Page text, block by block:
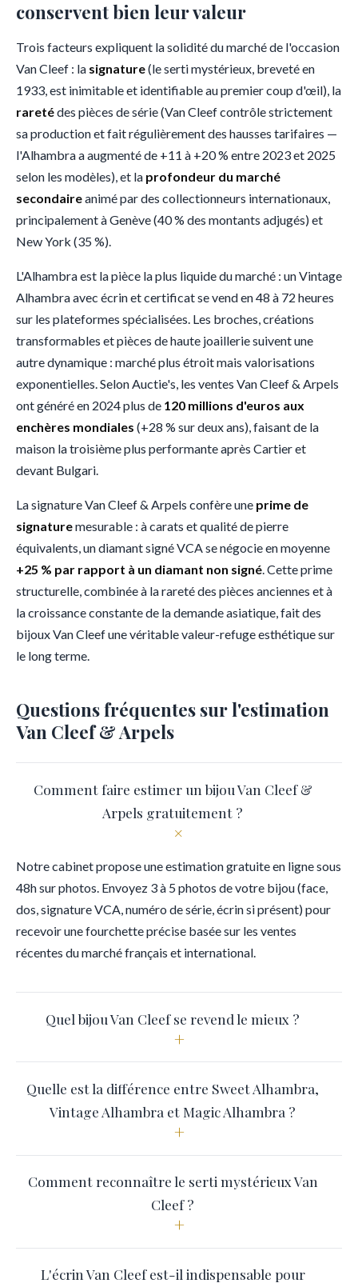
conservent bien leur valeur
Trois facteurs expliquent la solidité du marché de l'occasion
Van Cleef : la signature(le serti mystérieux, breveté en
1933, est inimitable et identifiable au premier coup d'œil), la
raretédes pièces de série (Van Cleef contrôle strictement
sa production et fait régulièrement des hausses tarifaires —
l'Alhambra a augmenté de +11 à +20 % entre 2023 et 2025
selon les modèles), et la profondeur du marché
secondaireanimé par des collectionneurs internationaux,
principalement à Genève (40 % des montants adjugés) et
New York (35 %).
L'Alhambra est la pièce la plus liquide du marché : un Vintage
Alhambra avec écrin et certificat se vend en 48 à 72 heures
sur les plateformes spécialisées. Les broches, créations
transformables et pièces de haute joaillerie suivent une
autre dynamique : marché plus étroit mais valorisations
exponentielles. Selon Auctie's, les ventes Van Cleef & Arpels
ont généré en 2024 plus de 120 millions d'euros aux
enchères mondiales (+28 % sur deux ans), faisant de la
maison la troisième plus performante après Cartier et
devant Bulgari.
La signature Van Cleef & Arpels confère une prime de
signaturemesurable : à carats et qualité de pierre
équivalents, un diamant signé VCA se négocie en moyenne
+25 % par rapport à un diamant non signé. Cette prime
structurelle, combinée à la rareté des pièces anciennes et à
la croissance constante de la demande asiatique, fait des
bijoux Van Cleef une véritable valeur-refuge esthétique sur
le long terme.
Questions fréquentes sur l'estimation
Van Cleef & Arpels
Comment faire estimer un bijou Van Cleef &
Arpels gratuitement ?
+
Notre cabinet propose une estimation gratuite en ligne sous
48h sur photos. Envoyez 3 à 5 photos de votre bijou (face,
dos, signature VCA, numéro de série, écrin si présent) pour
recevoir une fourchette précise basée sur les ventes
récentes du marché français et international.
Quel bijou Van Cleef se revend le mieux ?
+
Quelle est la différence entre Sweet Alhambra,
Vintage Alhambra et Magic Alhambra ?
+
Comment reconnaître le serti mystérieux Van
Cleef ?
+
L'écrin Van Cleef est-il indispensable pour